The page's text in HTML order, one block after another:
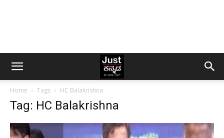
Home Tags HC Balakrishna
Tag: HC Balakrishna